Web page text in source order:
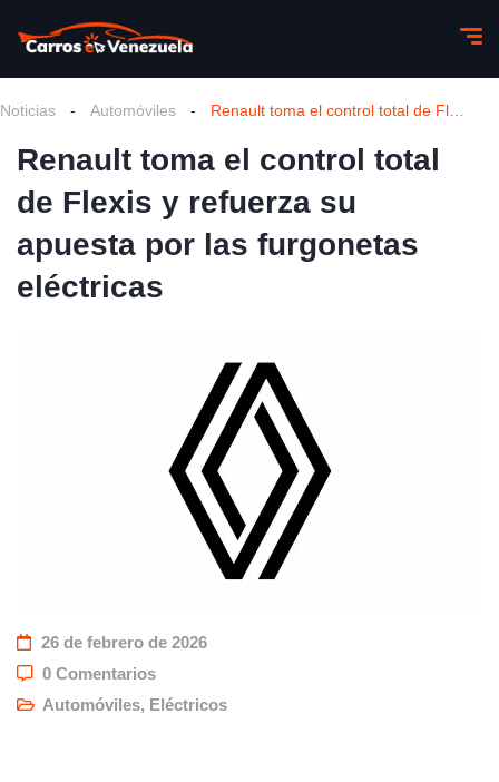
Noticias - Automóviles -
Renault toma el control total
de Flexis y refuerza su
apuesta por las furgonetas
eléctricas
26 de febrero de 2026
0 Comentarios
Automóviles, Eléctricos